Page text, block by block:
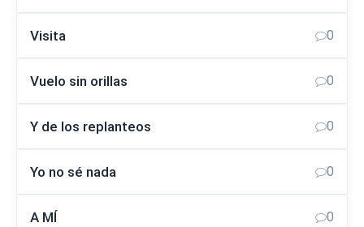
Visita 0
Vuelo sin orillas 0
Y de los replanteos 0
Yo no sé nada 0
A MÍ 0